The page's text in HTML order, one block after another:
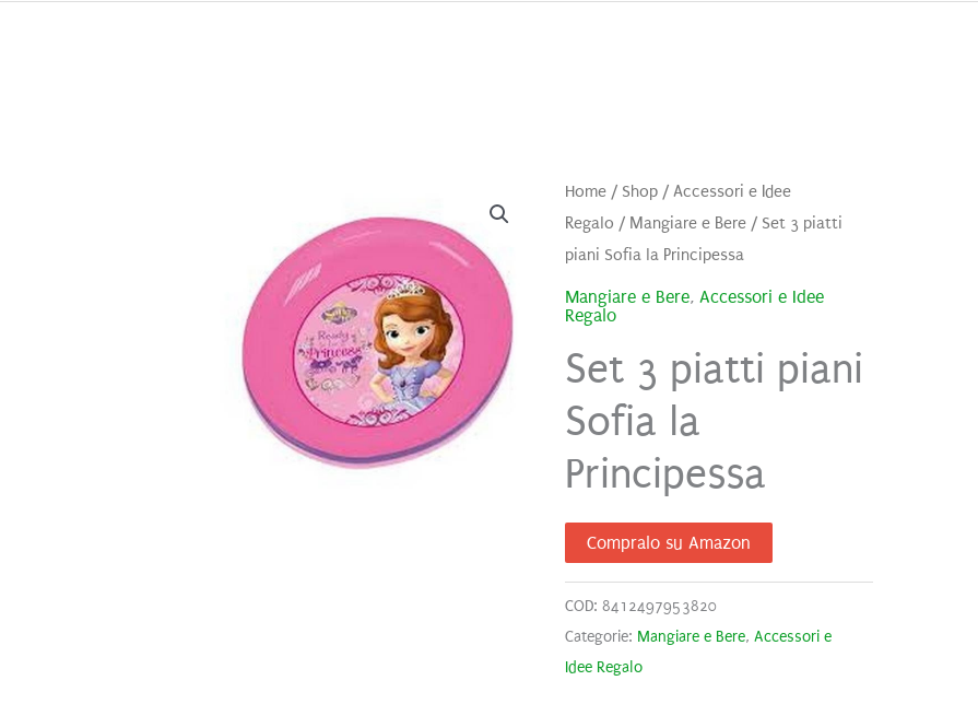
Home/ Shop/ Accessori e Idee
Regalo / Mangiare e Bere/ Set 3 piatti
piani Sofia la Principessa
Mangiare e Bere, Accessori e Idee
Regalo
Set 3 piatti piani
Sofia la
Principessa
Compralo su Amazon
COD: 8412497953820
Categorie: Mangiare e Bere, Accessori e
Idee Regalo